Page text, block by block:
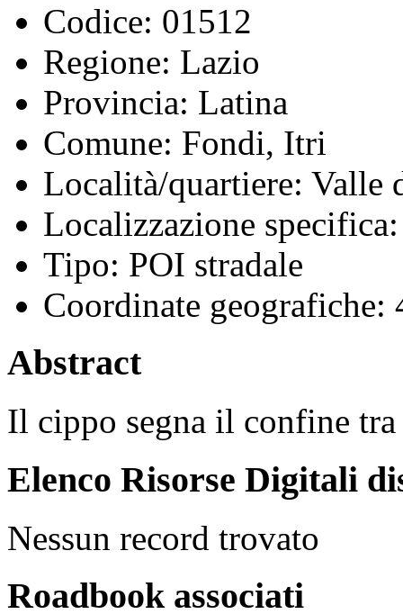
Codice: 01512
Regione: Lazio
Provincia: Latina
Comune: Fondi, Itri
Località/quartiere: Valle
Localizzazione specifica:
Tipo: POI stradale
Coordinate geografiche:
Abstract
Il cippo segna il confine
Elenco Risorse Digitali
Nessun record trovato
Roadbook associati